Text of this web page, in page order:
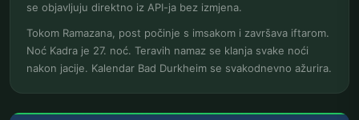
se objavljuju direktno iz API-ja bez izmjena.
Tokom Ramazana, post počinje s imsakom i završava iftarom.
Noć Kadra je 27. noć. Teravih namaz se klanja svake noći
nakon jacije. Kalendar Bad Durkheim se svakodnevno ažurira.